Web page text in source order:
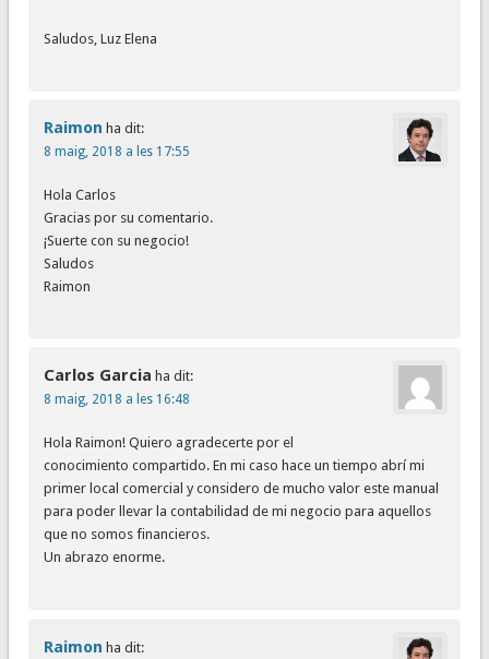
Saludos, Luz Elena
Raimon ha dit:
8 maig, 2018 a les 17:55
Hola Carlos
Gracias por su comentario.
¡Suerte con su negocio!
Saludos
Raimon
Carlos Garcia ha dit:
8 maig, 2018 a les 16:48
Hola Raimon! Quiero agradecerte por el
conocimiento compartido. En mi caso hace un tiempo abrí mi
primer local comercial y considero de mucho valor este manual
para poder llevar la contabilidad de mi negocio para aquellos
que no somos financieros.
Un abrazo enorme.
Raimon ha dit: